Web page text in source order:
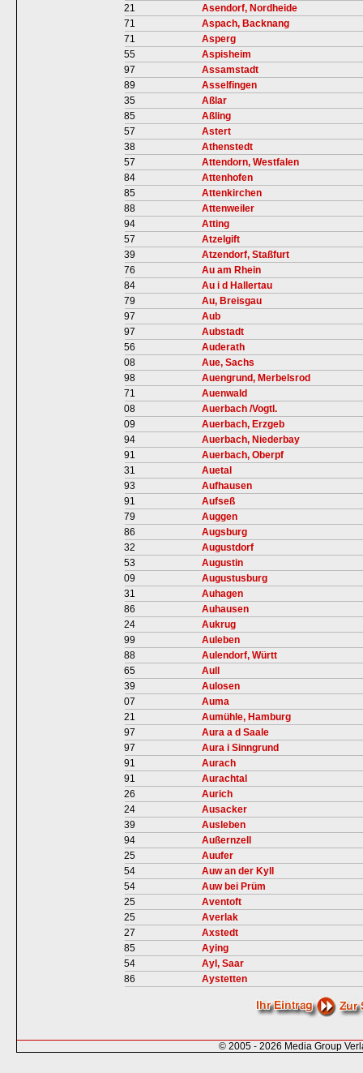
21
Asendorf, Nordheide
71
Aspach, Backnang
71
Asperg
55
Aspisheim
97
Assamstadt
89
Asselfingen
35
Aßlar
85
Aßling
57
Astert
38
Athenstedt
57
Attendorn, Westfalen
84
Attenhofen
85
Attenkirchen
88
Attenweiler
94
Atting
57
Atzelgift
39
Atzendorf, Staßfurt
76
Au am Rhein
84
Au i d Hallertau
79
Au, Breisgau
97
Aub
97
Aubstadt
56
Auderath
08
Aue, Sachs
98
Auengrund, Merbelsrod
71
Auenwald
08
Auerbach /Vogtl.
09
Auerbach, Erzgeb
94
Auerbach, Niederbay
91
Auerbach, Oberpf
31
Auetal
93
Aufhausen
91
Aufseß
79
Auggen
86
Augsburg
32
Augustdorf
53
Augustin
09
Augustusburg
31
Auhagen
86
Auhausen
24
Aukrug
99
Auleben
88
Aulendorf, Württ
65
Aull
39
Aulosen
07
Auma
21
Aumühle, Hamburg
97
Aura a d Saale
97
Aura i Sinngrund
91
Aurach
91
Aurachtal
26
Aurich
24
Ausacker
39
Ausleben
94
Außernzell
25
Auufer
54
Auw an der Kyll
54
Auw bei Prüm
25
Aventoft
25
Averlak
27
Axstedt
85
Aying
54
Ayl, Saar
86
Aystetten
© 2005 - 2026 Media Group